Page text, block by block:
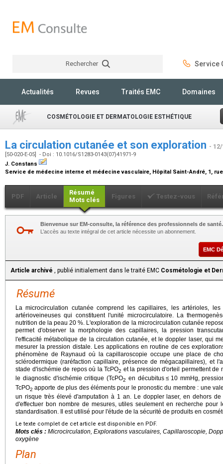
Rechercher Service
Actualités Revues Traités EMC Domaines
COSMÉTOLOGIE ET DERMATOLOGIE ESTHÉTIQUE
La circulation cutanée et son exploration -
[50-020-E-05] - Doi : 10.1016/S1283-0143(07)41971-9
J. Constans
Service de médecine interne et médecine vasculaire, Hôpital Saint-André, 1,
PDF Article
Résumé
Mots clés
Figures Testez-vous
Bienvenue sur EM-consulte, la référence des professionnels de santé.
L’accès au texte intégral de cet article nécessite un abonnement.
EMC
Article archivé , publié initialement dans le traité EMC Cosmétologie et
Résumé
La microcirculation cutanée comprend les capillaires, les artérioles,
artérioveineuses qui constituent l'unité microcirculatoire. La
nutrition de la peau 20 %. L'exploration de la microcirculation cutanée
permet d'observer la morphologie des capillaires, la pression
l'efficacité métabolique de la circulation cutanée, et le doppler laser, qui
mesurer la pression distale. Les applications en routine de ces
phénomène de Raynaud où la capillaroscopie occupe une place de
sclérodermique (raréfaction capillaire, présence de mégacapillaires), et
stade d'ischémie de repos où la TcPO2 et la pression d'orteil permettent de
le diagnostic d'ischémie critique (TcPO2 en décubitus ≤ 10 mmHg,
TcPO2 apporte de plus des éléments pour le pronostic du membre : une
un risque très élevé d'amputation à 1 an. Le doppler laser, en dehors
d'effectuer bon nombre de mesures, utiles seulement en recherche
standardisation. Il est utilisé pour l'étude de la sécurité de produits en
Le texte complet de cet article est disponible en PDF.
Mots clés : Microcirculation, Explorations vasculaires, Capillaroscopie,
oxygène
Plan